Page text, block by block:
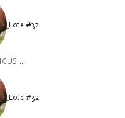
Lote #32
Lote #32